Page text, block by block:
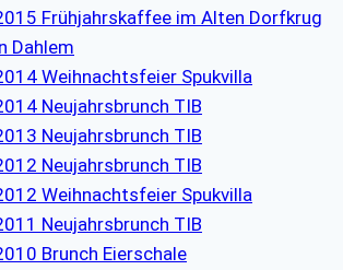
Frühjahrskaffee im Alten Dorfkrug
Dahlem
Weihnachtsfeier Spukvilla
Neujahrsbrunch TIB
Neujahrsbrunch TIB
Neujahrsbrunch TIB
Weihnachtsfeier Spukvilla
Neujahrsbrunch TIB
Brunch Eierschale